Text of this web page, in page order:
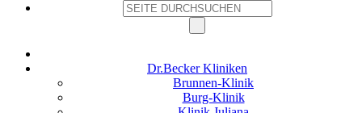
Dr.Becker Kliniken
Brunnen-Klinik
Burg-Klinik